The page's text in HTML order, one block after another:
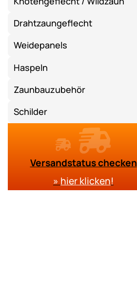
Drahtzaungeflecht
Weidepanels
Haspeln
Zaunbauzubehör
Schilder
Versandstatus checken
» hier klicken!